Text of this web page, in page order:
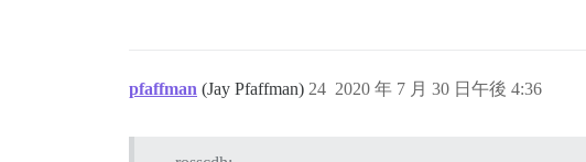
pfaffman (Jay Pfaffman) 2020 年 7 月 30 日午後 4:36
24